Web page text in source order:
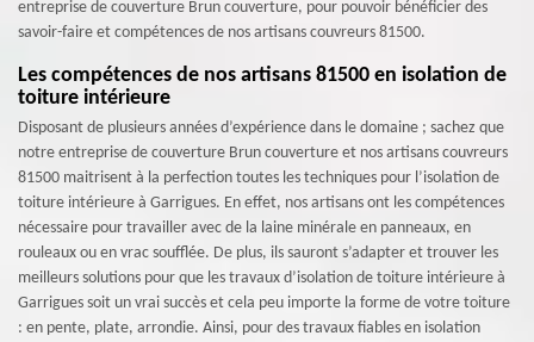
entreprise de couverture Brun couverture, pour pouvoir bénéficier des
savoir-faire et compétences de nos artisans couvreurs 81500.
Les compétences de nos artisans 81500 en isolation de
toiture intérieure
Disposant de plusieurs années d’expérience dans le domaine ; sachez que
notre entreprise de couverture Brun couverture et nos artisans couvreurs
81500 maitrisent à la perfection toutes les techniques pour l’isolation de
toiture intérieure à Garrigues. En effet, nos artisans ont les compétences
nécessaire pour travailler avec de la laine minérale en panneaux, en
rouleaux ou en vrac soufflée. De plus, ils sauront s’adapter et trouver les
meilleurs solutions pour que les travaux d’isolation de toiture intérieure à
Garrigues soit un vrai succès et cela peu importe la forme de votre toiture
: en pente, plate, arrondie. Ainsi, pour des travaux fiables en isolation